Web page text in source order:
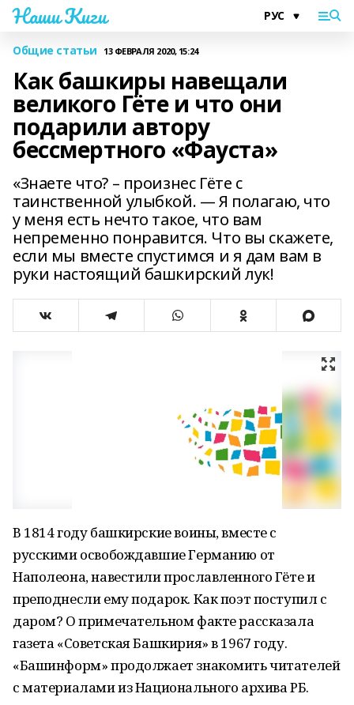
Наши Киги
Общие статьи 13 ФЕВРАЛЯ 2020, 15:24
Как башкиры навещали
великого Гёте и что они
подарили автору
бессмертного «Фауста»
«Знаете что? – произнес Гёте с
таинственной улыбкой. — Я полагаю, что
у меня есть нечто такое, что вам
непременно понравится. Что вы скажете,
если мы вместе спустимся и я дам вам в
руки настоящий башкирский лук!
В 1814 году башкирские воины, вместе с
русскими освобождавшие Германию от
Наполеона, навестили прославленного Гёте и
преподнесли ему подарок. Как поэт поступил с
даром? О примечательном факте рассказала
газета «Советская Башкирия» в 1967 году.
«Башинформ» продолжает знакомить читателей
с материалами из Национального архива РБ.